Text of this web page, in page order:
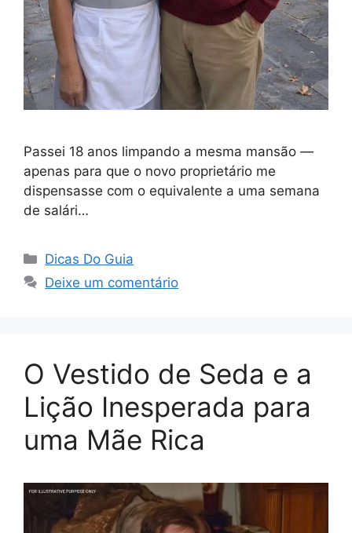
Passei 18 anos limpando a mesma mansão —
apenas para que o novo proprietário me
dispensasse com o equivalente a uma semana
de salári…
Categorias
Dicas Do Guia
Deixe um comentário
O Vestido de Seda e a
Lição Inesperada para
uma Mãe Rica